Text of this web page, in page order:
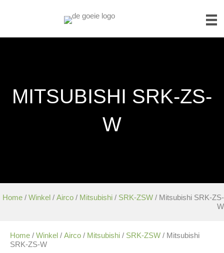
MITSUBISHI SRK-ZS-
W
Home / Winkel / Airco / Mitsubishi / SRK-ZSW / Mitsubishi SRK-ZS-
W
Home / Winkel / Airco / Mitsubishi / SRK-ZSW / Mitsubishi
SRK-ZS-W